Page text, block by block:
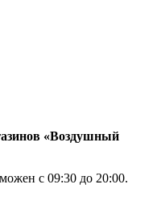
«Воздушный
с 09:30 до 20:00.